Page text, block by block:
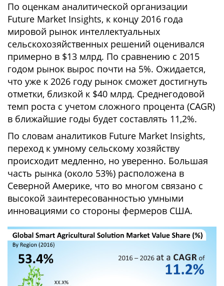
По оценкам аналитической организации
Future Market Insights, к концу 2016 года
мировой рынок интеллектуальных
сельскохозяйственных решений оценивался
примерно в $13 млрд. По сравнению с 2015
годом рынок вырос почти на 5%. Ожидается,
что уже к 2026 году рынок сможет достигнуть
отметки, близкой к $40 млрд. Среднегодовой
темп роста с учетом сложного процента (CAGR)
в ближайшие годы будет составлять 11,2%.
По словам аналитиков Future Market Insights,
переход к умному сельскому хозяйству
происходит медленно, но уверенно. Большая
часть рынка (около 53%) расположена в
Северной Америке, что во многом связано с
высокой заинтересованностью умными
инновациями со стороны фермеров США.